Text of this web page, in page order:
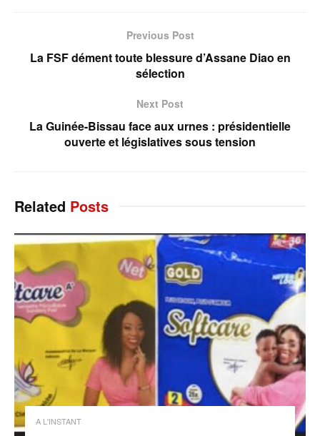
Previous Post
La FSF dément toute blessure d’Assane Diao en
sélection
Next Post
La Guinée-Bissau face aux urnes : présidentielle
ouverte et législatives sous tension
Related Posts
A L'INSTANT